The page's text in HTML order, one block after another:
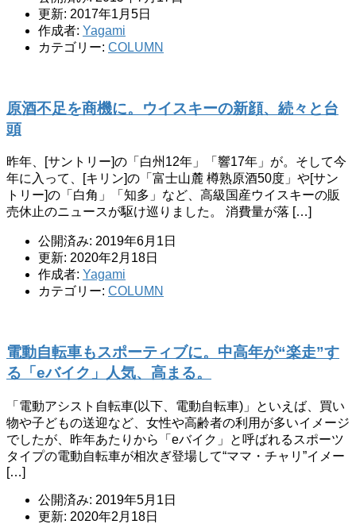
更新: 2017年1月5日
作成者: Yagami
カテゴリー: COLUMN
原酒不足を商機に。ウイスキーの新顔、続々と台
頭
昨年、[サントリー]の「白州12年」「響17年」が。そして今
年に入って、[キリン]の「富士山麓 樽熟原酒50度」や[サン
トリー]の「白角」「知多」など、高級国産ウイスキーの販
売休止のニュースが駆け巡りました。 消費量が落 […]
公開済み: 2019年6月1日
更新: 2020年2月18日
作成者: Yagami
カテゴリー: COLUMN
電動自転車もスポーティブに。中高年が“楽走”す
る「eバイク」人気、高まる。
「電動アシスト自転車(以下、電動自転車)」といえば、買い
物や子どもの送迎など、女性や高齢者の利用が多いイメージ
でしたが、昨年あたりから「eバイク」と呼ばれるスポーツ
タイプの電動自転車が相次ぎ登場して“ママ・チャリ”イメー
[…]
公開済み: 2019年5月1日
更新: 2020年2月18日